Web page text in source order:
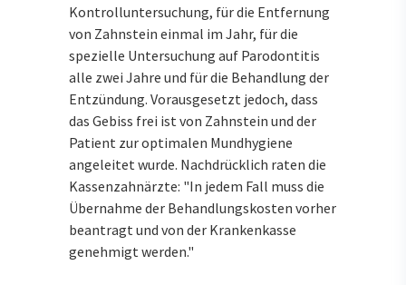
Kontrolluntersuchung, für die Entfernung
von Zahnstein einmal im Jahr, für die
spezielle Untersuchung auf Parodontitis
alle zwei Jahre und für die Behandlung der
Entzündung. Vorausgesetzt jedoch, dass
das Gebiss frei ist von Zahnstein und der
Patient zur optimalen Mundhygiene
angeleitet wurde. Nachdrücklich raten die
Kassenzahnärzte: "In jedem Fall muss die
Übernahme der Behandlungskosten vorher
beantragt und von der Krankenkasse
genehmigt werden."